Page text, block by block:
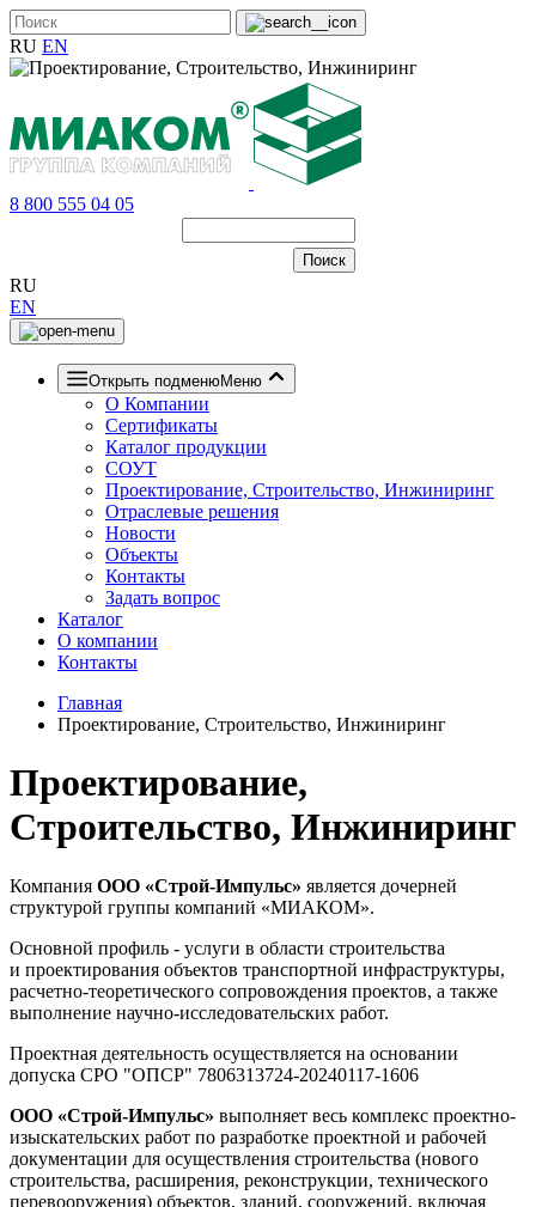
RU EN
8 800 555 04 05
RU
EN
Открыть подменюМеню
О Компании
Сертификаты
Каталог продукции
СОУТ
Проектирование, Строительство, Инжиниринг
Отраслевые решения
Новости
Объекты
Контакты
Задать вопрос
Каталог
О компании
Контакты
Главная
Проектирование, Строительство, Инжиниринг
Проектирование,
Строительство, Инжиниринг
Компания ООО «Строй-Импульс» является дочерней
структурой группы компаний «МИАКОМ».
Основной профиль - услуги в области строительства
и проектирования объектов транспортной инфраструктуры,
расчетно-теоретического сопровождения проектов, а также
выполнение научно-исследовательских работ.
Проектная деятельность осуществляется на основании
допуска СРО "ОПСР" 7806313724-20240117-1606
ООО «Строй-Импульс» выполняет весь комплекс проектно-
изыскательских работ по разработке проектной и рабочей
документации для осуществления строительства (нового
строительства, расширения, реконструкции, технического
перевооружения) объектов, зданий, сооружений, включая